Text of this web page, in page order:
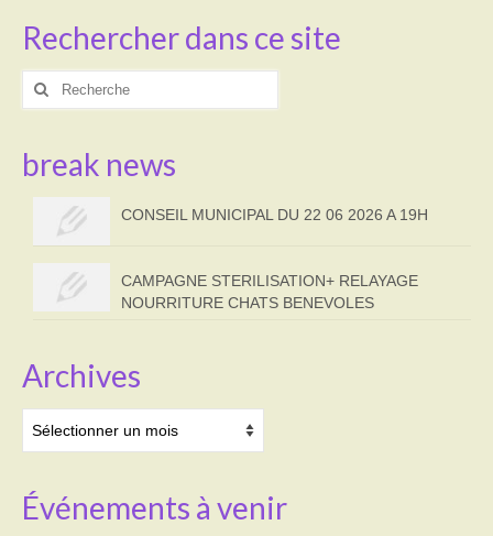
Rechercher dans ce site
Rechercher
break news
CONSEIL MUNICIPAL DU 22 06 2026 A 19H
CAMPAGNE STERILISATION+ RELAYAGE
NOURRITURE CHATS BENEVOLES
Archives
Événements à venir